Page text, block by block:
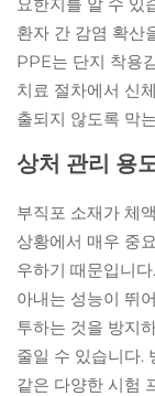
환자 간 감염 확산
PPE는 단지 착용
치료 절차에서 신
출되지 않도록 막
상처 관리 용
부직포 소재가 체
상황에서 매우 중
우하기 때문입니
아내는 성능이 뛰
투하는 것을 방지
줄일 수 있습니다.
같은 다양한 시험